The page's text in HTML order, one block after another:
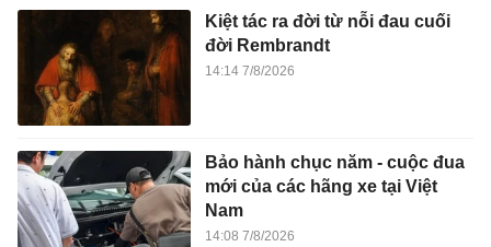
Kiệt tác ra đời từ nỗi đau cuối
đời Rembrandt
14:14 7/8/2026
Bảo hành chục năm - cuộc đua
mới của các hãng xe tại Việt
Nam
14:08 7/8/2026